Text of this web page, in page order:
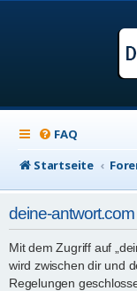
FAQ
Startseite
deine-
Mit dem Zugriff auf
wird zwischen dir und
Regelungen